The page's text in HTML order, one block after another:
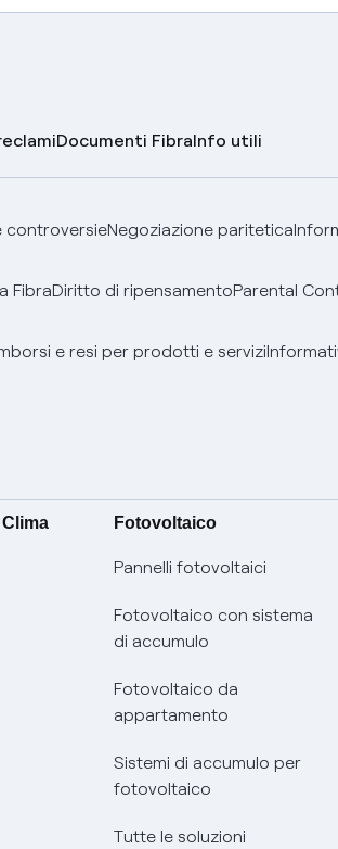
Documenti FibraInfo utili
controversieNegoziazione paritetica
FibraDiritto di ripensamentoParental
e resi per prodotti e servizi
Fotovoltaico
Pannelli fotovoltaici
Fotovoltaico con sistema
di accumulo
Fotovoltaico da
appartamento
Sistemi di accumulo per
fotovoltaico
Tutte le soluzioni